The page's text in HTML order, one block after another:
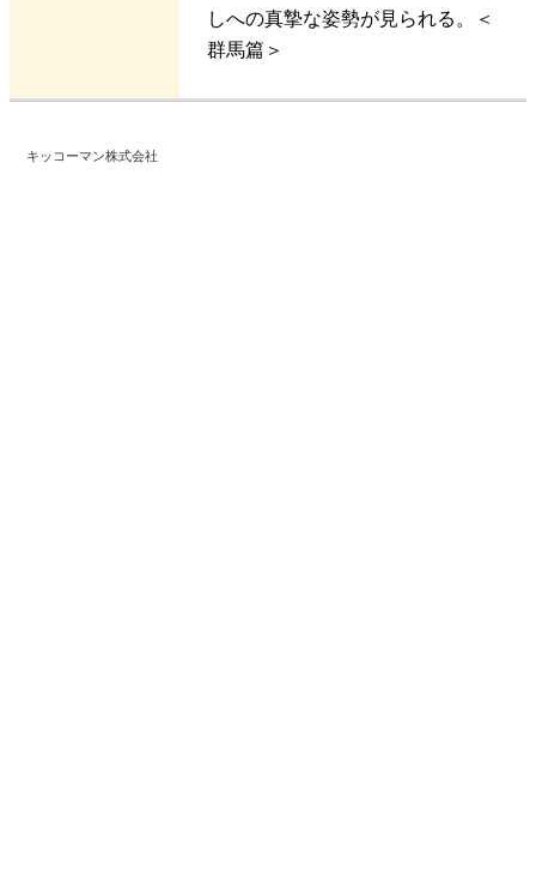
しへの真摯な姿勢が見られる。＜
群馬篇＞
キッコーマン株式会社